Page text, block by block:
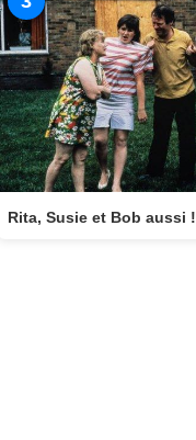
Rita, Susie et Bob aussi !